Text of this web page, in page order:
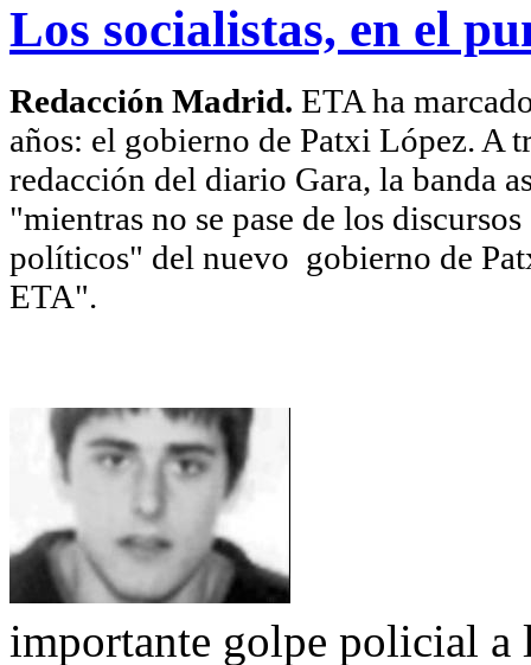
Los socialistas, en el
Redacción Madrid. ETA ha
años: el gobierno de Patxi López. A
redacción del diario Gara, la banda
"mientras no se pase de los
políticos" del nuevo gobierno de
ETA".
importante golpe policial a